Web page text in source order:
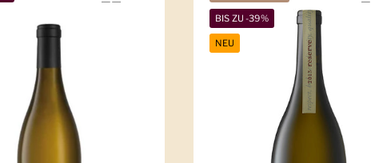
BIS ZU -39%
NEU